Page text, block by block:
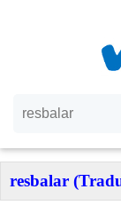
resbalar